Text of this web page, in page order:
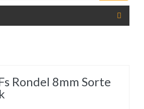
Rondel 8mm Sorte